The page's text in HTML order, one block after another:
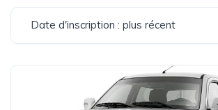
Date d'inscription : plus récent